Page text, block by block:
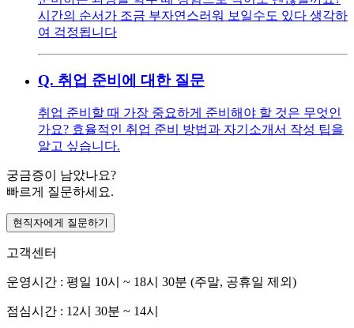
시간의 순서가 조금 부자연스러워 보일수도 있다 생각하
여 걱정됩니다
Q. 취업 준비에 대한 질문
취업 준비할 때 가장 중요하게 준비해야 할 것은 무엇인
가요? 효율적인 취업 준비 방법과 자기소개서 작성 팁을
알고 싶습니다.
궁금증이 남았나요?
빠르게 질문하세요.
현직자에게 질문하기
고객센터
운영시간 : 평일 10시 ~ 18시 30분 (주말, 공휴일 제외)
점심시간 : 12시 30분 ~ 14시